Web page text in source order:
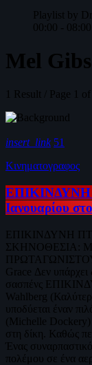
Playlist by
00:00 - 08:00
Mel
1 Result / Page 1 of
insert_link 51
Κινηματογραφος
ΕΠΙΚΙΝΔΥΝΗ
Ιανουαρίου
ΕΠΙΚΙΝΔΥΝΗ
ΣΚΗΝΟΘΕΣΙΑ:
Grace Δεν
σασπένς
Wahlberg
υποδύεται έναν
(Michelle Dockery)
στη δίκη. Καθώς
Ένας
πολέμου σε ένα